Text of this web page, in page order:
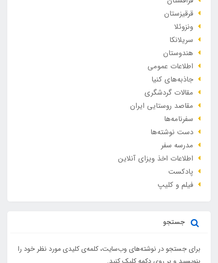
قرقیزستان
ونزوئلا
سریلانکا
هندوستان
اطلاعات عمومی
جاذبه‌های کنیا
مقالات گردشگری
مقاصد روستایی ایران
سفرنامه‌ها
دست نوشته‌ها
مدرسه سفر
اطلاعات اخذ ویزای آنلاین
پادکست
فیلم و کلیپ
جستجو
برای جستجو در نوشته‌های وب‌سایت، کلمه‌ی کلیدی مورد نظر خود را